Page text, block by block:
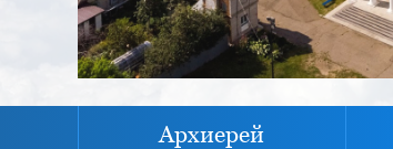
Архиерей